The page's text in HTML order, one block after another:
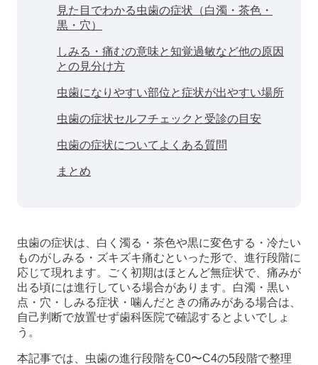
見た目でわかる虫歯の症状（白濁・茶色・
黒・穴）
しみる・痛むの意味と知覚過敏など他の原因
との見分け方
虫歯になりやすい部位と症状が出やすい場所
虫歯の症状セルフチェックと受診の目安
虫歯の症状についてよくある質問
まとめ
虫歯の症状は、白く濁る・茶色や黒に変色する・冷たい
ものがしみる・ズキズキ痛むといった形で、進行段階に
応じて現れます。ごく初期はほとんど無症状で、痛みが
出る頃には進行している場合があります。白濁・黒い
点・穴・しみる症状・噛んだときの痛みがある場合は、
自己判断で放置せず歯科医院で確認するとよいでしょ
う。
本記事では、虫歯の進行段階をC0〜C4の5段階で整理